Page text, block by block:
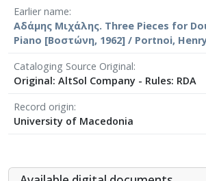
Earlier name
Αδάμης Μιχάλης. Three Pieces for
Piano [Βοστώνη, 1962] / Portnoi,
Cataloging Source Original
Original: AltSol Company - Rules: RDA
Record origin
University of Macedonia